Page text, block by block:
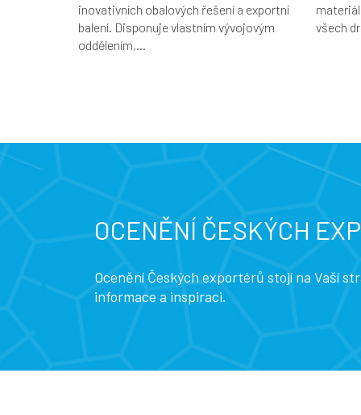
inovativních obalových řešení a exportní
balení. Disponuje vlastním vývojovým
oddělením,...
všech
OCENĚNÍ ČESKÝCH
Ocenění Českých exportérů stojí na Vaší
informace a inspiraci.